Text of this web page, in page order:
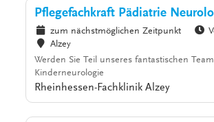
Pflegefachkraft Pädiatrie
zum nächstmöglichen Zeitpunkt
Alzey
Werden Sie Teil unseres fantastischen
Kinderneurologie
Rheinhessen-Fachklinik Alzey